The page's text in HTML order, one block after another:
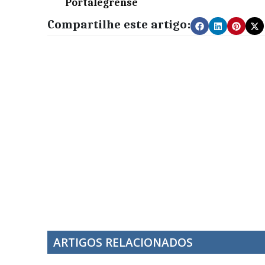
Portalegrense
Compartilhe este artigo:
ARTIGOS RELACIONADOS